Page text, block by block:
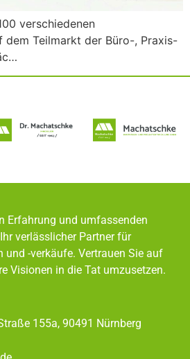
verschiedenen
dem Teilmarkt der Büro-, Praxis-
Erfahrung und umfassenden
verlässlicher Partner für
und -verkäufe. Vertrauen Sie auf
Visionen in die Tat umzusetzen.
155a, 90491 Nürnberg